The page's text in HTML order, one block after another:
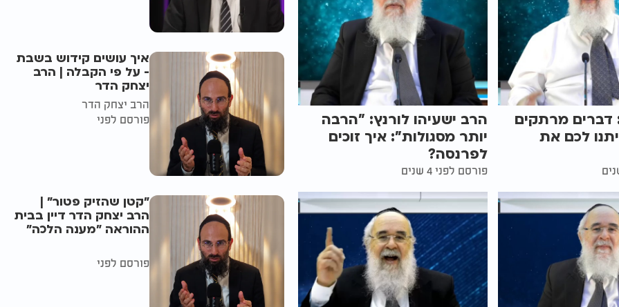
דברים מרתקים
לכם את
הרב ישעיהו לורנץ: "הרבה
יותר מסגולות": איך זוכים
לפרנסה?
פורסם לפני 4 שנים
איך עושים קידוש בשבת
- על פי הקבלה | הרב
יצחק הדר
הרב יצחק הדר
פורסם לפני
"קטן שהזיק פטור" |
הרב יצחק הדר דיין בבית
ההוראה "מענה הלכה"
פורסם לפני